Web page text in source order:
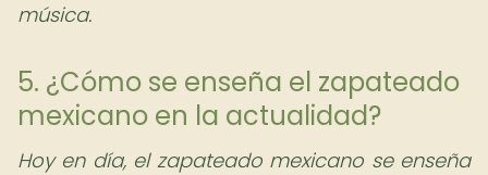
música.
5. ¿Cómo se enseña el zapateado
mexicano en la actualidad?
Hoy en día, el zapateado mexicano se enseña